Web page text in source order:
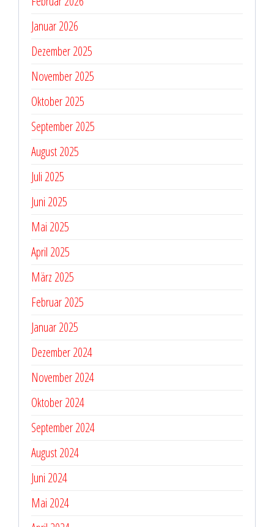
Januar 2026
Dezember 2025
November 2025
Oktober 2025
September 2025
August 2025
Juli 2025
Juni 2025
Mai 2025
April 2025
März 2025
Februar 2025
Januar 2025
Dezember 2024
November 2024
Oktober 2024
September 2024
August 2024
Juni 2024
Mai 2024